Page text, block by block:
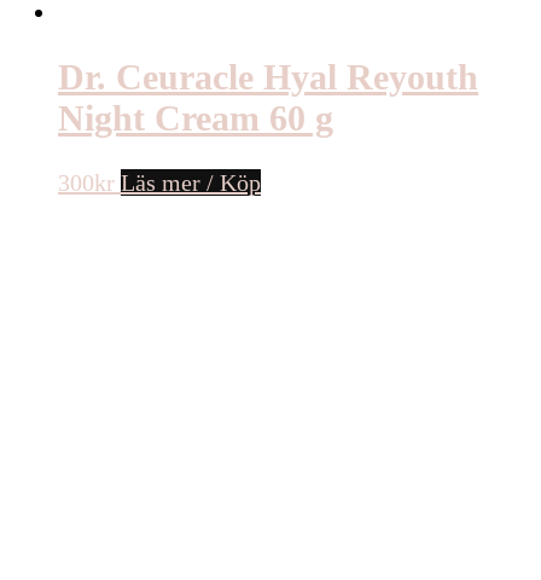
Dr. Ceuracle Hyal Reyouth
Night Cream 60 g
300kr Läs mer / Köp